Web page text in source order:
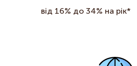
від 16% до 34% на рік*